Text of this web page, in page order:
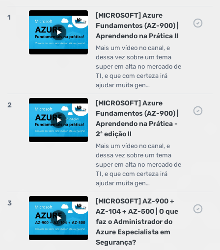
1
[MICROSOFT] Azure
Fundamentos (AZ-900) |
Aprendendo na Prática !!
Mais um vídeo no canal, e
dessa vez sobre um tema
super em alta no mercado de
TI, e que com certeza irá
ajudar muita gen…
2
[MICROSOFT] Azure
Fundamentos (AZ-900) |
Aprendendo na Prática -
2ª edição !!
Mais um vídeo no canal, e
dessa vez sobre um tema
super em alta no mercado de
TI, e que com certeza irá
ajudar muita gen…
3
[MICROSOFT] AZ-900 +
AZ-104 + AZ-500 | O que
faz o Administrador do
Azure Especialista em
Segurança?